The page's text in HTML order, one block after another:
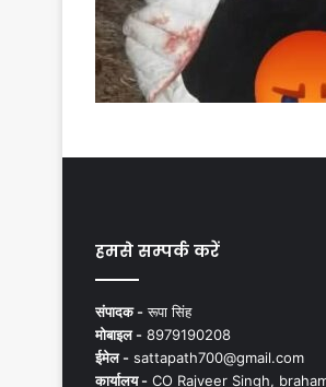
हमसे सम्पर्क करें
संपादक -रूपा सिंह
मोबाइल - 8979190208
ईमेल - sattapath700@gmail.com
कार्यालय - CO Rajveer Singh,